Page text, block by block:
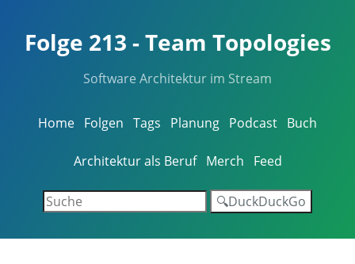
Folge 213 - Team Topologies
Software Architektur im Stream
Home Folgen Tags Planung Podcast Buch
Architektur als Beruf Merch Feed
🔍DuckDuckGo